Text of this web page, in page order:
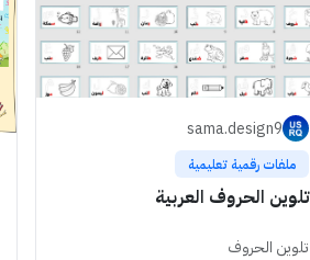
sama.design9
ملفات رقمية تعليمية
تلوين الحروف العربية
تلوين الحروف